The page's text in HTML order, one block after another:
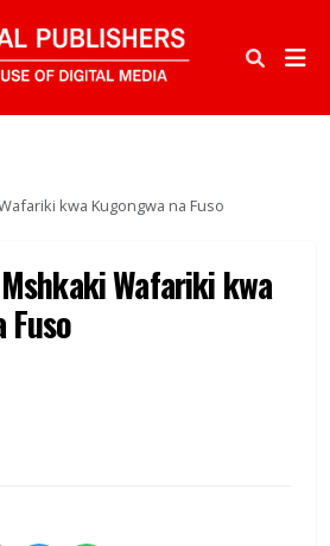
kwa Kugongwa na Fuso
Wafariki kwa
Fuso